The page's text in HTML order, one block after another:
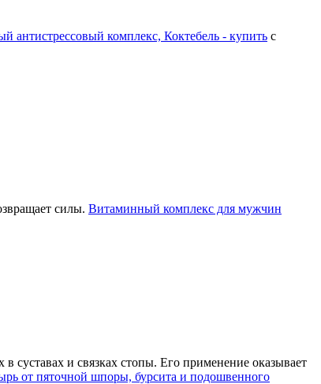
антистрессовый комплекс, Коктебель - купить с
силы. Витаминный комплекс для мужчин
суставах и связках стопы. Его применение оказывает
от пяточной шпоры, бурсита и подошвенного